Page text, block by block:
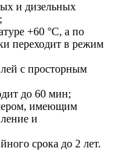
и дизельных
+60 °С, а по
переходит в режим
с просторным
до 60 мин;
имеющим
и
срока до 2 лет.